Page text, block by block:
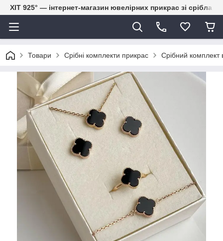
ХІТ 925° — інтернет-магазин ювелірних прикрас зі срібла
Товари Срібні комплекти прикрас Срібний